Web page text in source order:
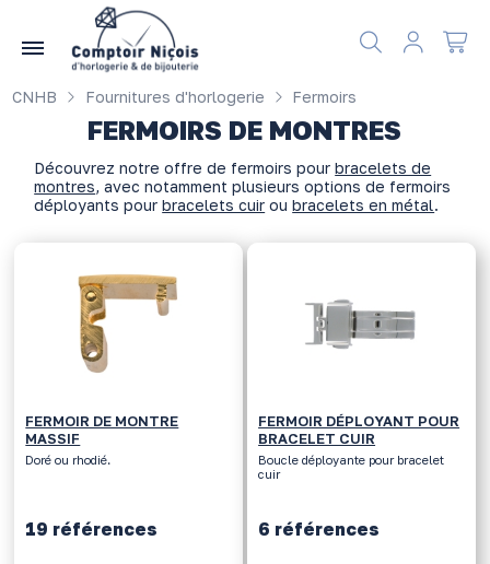
CNHB Fournitures d'horlogerie Fermoirs
FERMOIRS DE MONTRES
Découvrez notre offre de fermoirs pourbracelets de
montres, avec notamment plusieurs options de fermoirs
déployants pourbracelets cuir oubracelets en métal.
FERMOIR DE MONTRE
MASSIF
Doré ou rhodié.
19 références
FERMOIR DÉPLOYANT POUR
BRACELET CUIR
Boucle déployante pour bracelet
cuir
6 références
Gérer les préférences en matière de cookies